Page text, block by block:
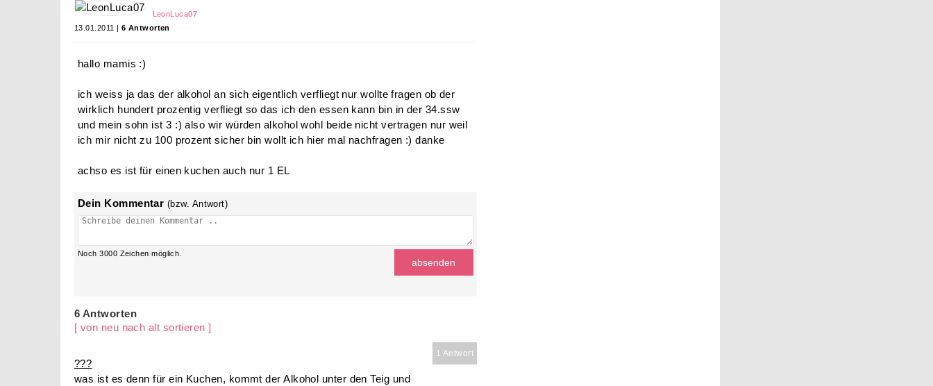
LeonLuca07
13.01.2011 | 6 Antworten
hallo mamis :)
ich weiss ja das der alkohol an sich eigentlich verfliegt nur wollte fragen ob der
wirklich hundert prozentig verfliegt so das ich den essen kann bin in der 34.ssw
und mein sohn ist 3 :) also wir würden alkohol wohl beide nicht vertragen nur weil
ich mir nicht zu 100 prozent sicher bin wollt ich hier mal nachfragen :) danke
achso es ist für einen kuchen auch nur 1 EL
Dein Kommentar (bzw. Antwort)
Noch3000 Zeichen möglich.
6 Antworten
[ von neu nach alt sortieren ]
1 Antwort
???
was ist es denn für ein Kuchen, kommt der Alkohol unter den Teig und